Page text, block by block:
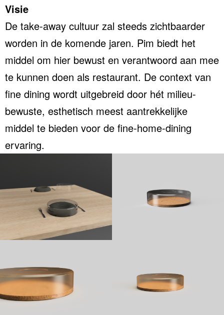
Visie
De take-away cultuur zal steeds zichtbaarder
worden in de komende jaren. Pim biedt het
middel om hier bewust en verantwoord aan mee
te kunnen doen als restaurant. De context van
fine dining wordt uitgebreid door hét milieu-
bewuste, esthetisch meest aantrekkelijke
middel te bieden voor de fine-home-dining
ervaring.